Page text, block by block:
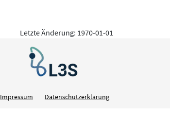
Letzte Änderung: 1970-01-01
Impressum Datenschutzerklärung